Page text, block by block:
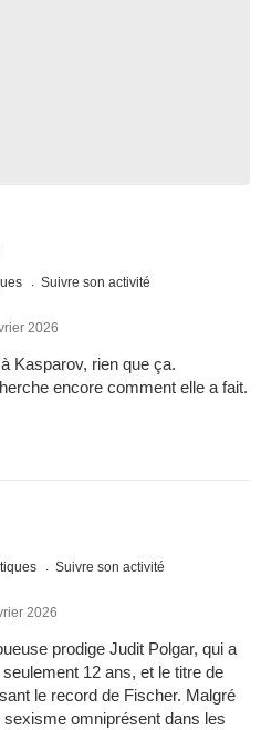
Suivre son activité
2026
Kasparov, rien que ça.
encore comment elle a fait.
Suivre son activité
2026
prodige Judit Polgar, qui a
12 ans, et le titre de
le record de Fischer. Malgré
omniprésent dans les